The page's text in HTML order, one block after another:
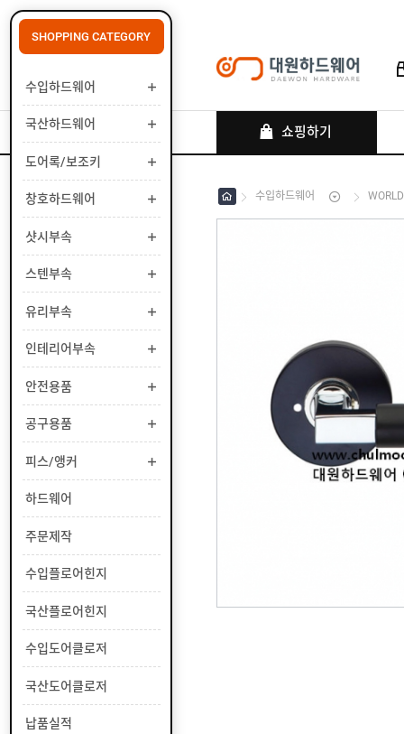
쇼핑하기
SHOPPING CATEGORY
수입하드웨어
국산하드웨어
도어록/보조키
창호하드웨어
샷시부속
스텐부속
유리부속
인테리어부속
안전용품
공구용품
피스/앵커
하드웨어
주문제작
수입플로어힌지
국산플로어힌지
수입도어클로저
국산도어클로저
납품실적
수입하드웨어
로그인
회원가입
마이페이지
배송조회
수
입
하
웨
어
국
산
하
웨
어
도
어
록
보
조
창
호
하
어
샷
시
부
스
텐
부
유
리
부
속
인
테
리
어
속
안
전
용
품
공
용
품
피
/
앵
하
웨
어
주
제
작
수
플
국